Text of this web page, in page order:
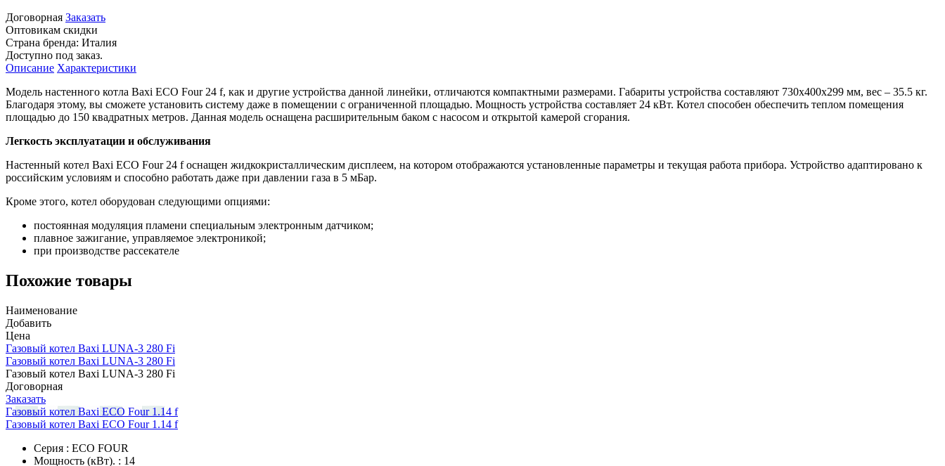
Договорная Заказать
Оптовикам скидки
Страна бренда: Италия
Доступно под заказ.
Описание Характеристики
Модель настенного котла Baxi ECO Four 24 f, как и другие устройства данной линейки, отличаются компактными размерами. Габариты устройства составляют 730х400х299 мм, вес – 35.5 кг.
Благодаря этому, вы сможете установить систему даже в помещении с ограниченной площадью. Мощность устройства составляет 24 кВт. Котел способен обеспечить теплом помещения
площадью до 150 квадратных метров. Данная модель оснащена расширительным баком с насосом и открытой камерой сгорания.
Легкость эксплуатации и обслуживания
Настенный котел Baxi ECO Four 24 f оснащен жидкокристаллическим дисплеем, на котором отображаются установленные параметры и текущая работа прибора. Устройство адаптировано к
российским условиям и способно работать даже при давлении газа в 5 мБар.
Кроме этого, котел оборудован следующими опциями:
постоянная модуляция пламени специальным электронным датчиком;
плавное зажигание, управляемое электроникой;
при производстве рассекателе
Похожие товары
Наименование
Добавить
Цена
Газовый котел Baxi LUNA-3 280 Fi
Газовый котел Baxi LUNA-3 280 Fi
Газовый котел Baxi LUNA-3 280 Fi
Договорная
Заказать
Газовый котел Baxi ECO Four 1.14 f
Газовый котел Baxi ECO Four 1.14 f
Серия : ECO FOUR
Мощность (кВт). : 14